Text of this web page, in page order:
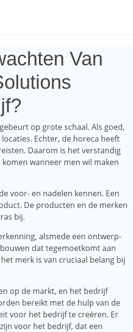
Van
op grote schaal. Als goed,
Echter, de horeca heeft
Daarom is het verstandig
wanneer men wil maken
voor- en nadelen kennen. Een
De producten en de merken
bij.
alsmede een ontwerp-
dat tegemoetkomt aan
merk is van cruciaal belang bij
op de markt, en het bedrijf
bereikt met de hulp van de
voor het bedrijf te creëren. Er
voor het bedrijf, dat een